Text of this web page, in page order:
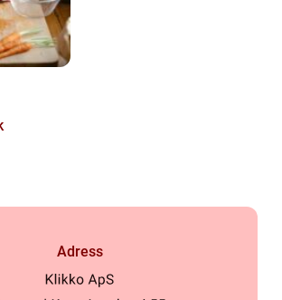
Adress